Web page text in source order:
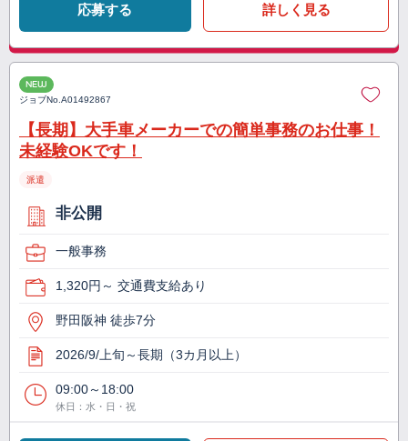
応募する 詳しく見る
NEW
ジョブNo.A01492867
【長期】大手車メーカーでの簡単事務のお仕事！
未経験OKです！
派遣
非公開
一般事務
1,320円～ 交通費支給あり
野田阪神 徒歩7分
2026/9/上旬～長期（3カ月以上）
09:00～18:00
休日：水・日・祝